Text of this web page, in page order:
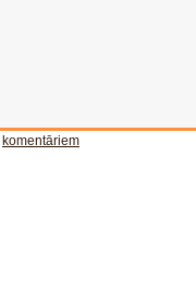
komentāriem